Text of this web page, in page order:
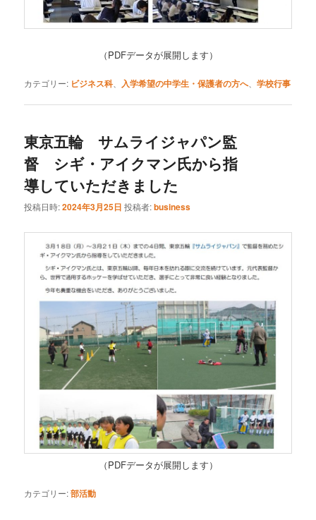
（PDFデータが展開します）
カテゴリー: ビジネス科、 入学希望の中学生・保護者の方へ、学校行事
東京五輪 サムライジャパン監
督 シギ・アイクマン氏から指
導していただきました
投稿日時:2024年3月25日 投稿者:business
（PDFデータが展開します）
カテゴリー:部活動